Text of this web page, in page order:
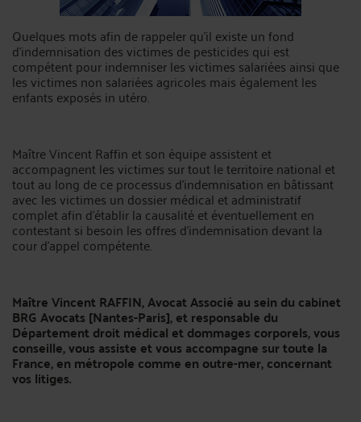
Quelques mots afin de rappeler qu'il existe un fond
d'indemnisation des victimes de pesticides qui est
compétent pour indemniser les victimes salariées ainsi que
les victimes non salariées agricoles mais également les
enfants exposés in utéro.
Maître Vincent Raffin et son équipe assistent et
accompagnent les victimes sur tout le territoire national et
tout au long de ce processus d'indemnisation en bâtissant
avec les victimes un dossier médical et administratif
complet afin d'établir la causalité et éventuellement en
contestant si besoin les offres d'indemnisation devant la
cour d'appel compétente.
Maître Vincent RAFFIN, Avocat Associé au sein du cabinet
BRG Avocats [Nantes-Paris], et responsable du
Département droit médical et dommages corporels, vous
conseille, vous assiste et vous accompagne sur toute la
France, en métropole comme en outre-mer, concernant
vos litiges.